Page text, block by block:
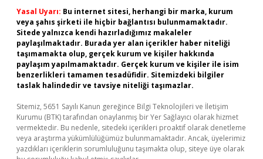
Yasal Uyarı: Bu internet sitesi, herhangi bir marka, kurum
veya şahıs şirketi ile hiçbir bağlantısı bulunmamaktadır.
Sitede yalnızca kendi hazırladığımız makaleler
paylaşılmaktadır. Burada yer alan içerikler haber niteliği
taşımamakta olup, gerçek kurum ve kişiler hakkında
paylaşım yapılmamaktadır. Gerçek kurum ve kişiler ile isim
benzerlikleri tamamen tesadüfidir. Sitemizdeki bilgiler
taslak halindedir ve tavsiye niteliği taşımazlar.
Sitemiz, 5651 Sayılı Kanun gereğince Bilgi Teknolojileri ve İletişim
Kurumu (BTK) tarafından onaylanmış bir Yer Sağlayıcı olarak hizmet
vermektedir. Bu nedenle, sitedeki içerikleri proaktif olarak denetleme
veya araştırma yükümlülüğümüz bulunmamaktadır. Ancak, üyelerimiz
yazdıkları içeriklerin sorumluluğunu taşımakta olup, siteye üye olarak